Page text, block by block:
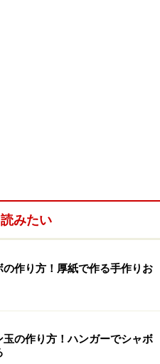
みたい
の作り方！厚紙で作る手作りお
玉の作り方！ハンガーでシャボ